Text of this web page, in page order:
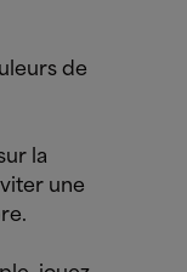
de
la
une